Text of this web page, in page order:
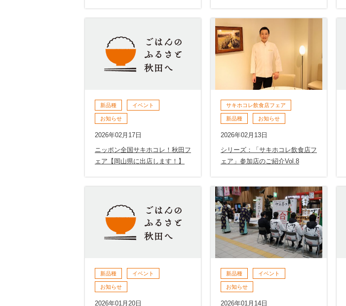
新品種 イベント
お知らせ
2026年02月17日
ニッポン全国サキホコレ！秋田フ
ェア【岡山県に出店します！】
サキホコレ飲食店フェア
新品種 お知らせ
2026年02月13日
シリーズ：「サキホコレ飲食店フ
ェア」参加店のご紹介Vol.8
新品種 イベント
お知らせ
2026年01月20日
新品種 イベント
お知らせ
2026年01月14日